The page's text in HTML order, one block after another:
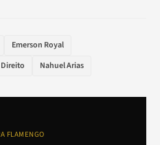
Emerson Royal
Nahuel Arias
FLAMENGO